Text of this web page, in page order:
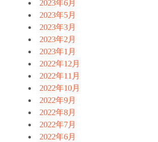
2023年6月
2023年5月
2023年3月
2023年2月
2023年1月
2022年12月
2022年11月
2022年10月
2022年9月
2022年8月
2022年7月
2022年6月